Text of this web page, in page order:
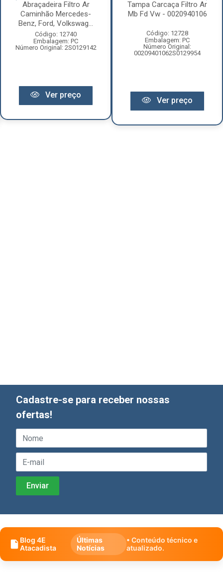
Abraçadeira Filtro Ar
Caminhão Mercedes-
Benz, Ford, Volkswag...
Código: 12740
Embalagem: PC
Número Original: 2S0129142
Ver preço
Tampa Carcaça Filtro Ar
Mb Fd Vw - 0020940106
Código: 12728
Embalagem: PC
Número Original:
00209401062S0129954
Ver preço
Cadastre-se para receber nossas
ofertas!
Blog 4E
Atacadista
Últimas
Notícias
• Conteúdo técnico e
atualizado.